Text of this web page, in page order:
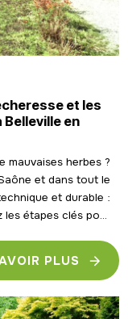
et les
Belleville en
mauvaises herbes ?
et dans tout le
et durable :
étapes clés po...
PLUS